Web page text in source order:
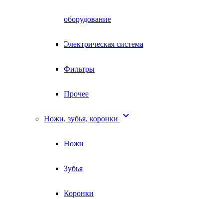
оборудование
Электрическая система
Фильтры
Прочее
Ножи, зубья, коронки 
Ножи
Зубья
Коронки